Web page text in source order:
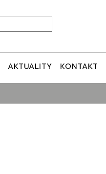
AKTUALITY KONTAKT